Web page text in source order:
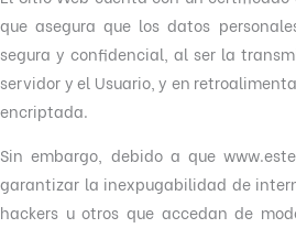
que asegura que los datos
segura y confidencial, al ser la
servidor y el Usuario, y en
encriptada.
Sin embargo, debido a que
garantizar la inexpugabilidad de
hackers u otros que accedan de